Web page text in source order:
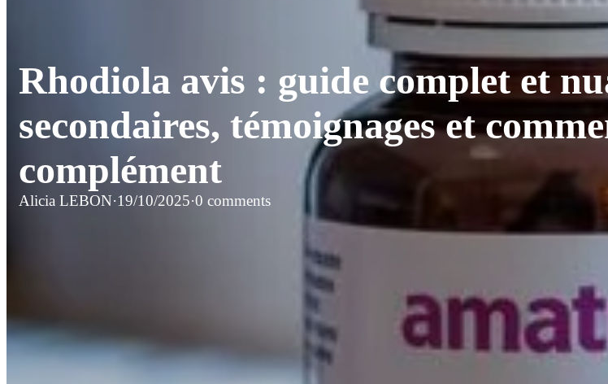
Rhodiola avis : guide complet et
secondaires, témoignages et
complément
Alicia LEBON·19/10/2025·0 comments